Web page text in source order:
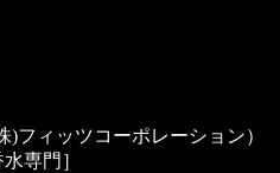
)フィッツコーポレーション）
専門］